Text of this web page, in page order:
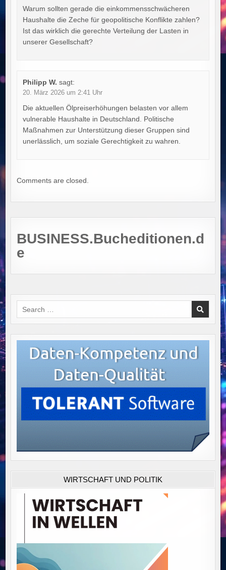
Warum sollten gerade die einkommensschwächeren
Haushalte die Zeche für geopolitische Konflikte zahlen?
Ist das wirklich die gerechte Verteilung der Lasten in
unserer Gesellschaft?
Philipp W. sagt:
20. März 2026 um 2:41 Uhr
Die aktuellen Ölpreiserhöhungen belasten vor allem
vulnerable Haushalte in Deutschland. Politische
Maßnahmen zur Unterstützung dieser Gruppen sind
unerlässlich, um soziale Gerechtigkeit zu wahren.
Comments are closed.
BUSINESS.Bucheditionen.d
e
Search
for:
WIRTSCHAFT UND POLITIK